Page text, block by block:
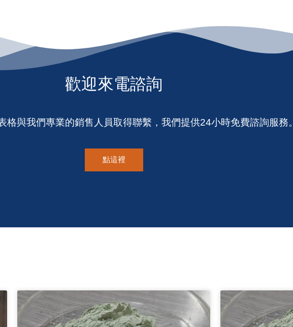
歡迎來電諮詢
格與我們專業的銷售人員取得聯繫，我們提供24小時免費諮詢服務。
點這裡